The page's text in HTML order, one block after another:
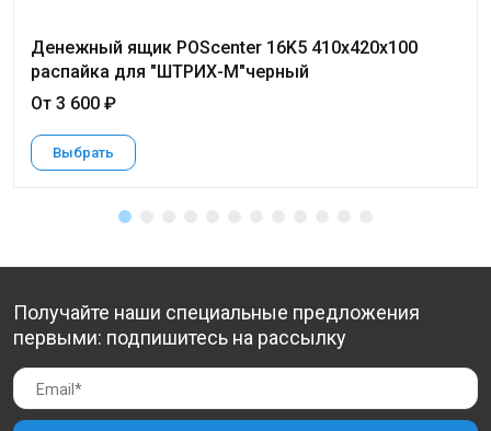
Денежный ящик POScenter 16K5 410x420x100
распайка для "ШТРИХ-М"черный
От 3 600 ₽
Выбрать
Получайте наши специальные предложения
первыми: подпишитесь на рассылку